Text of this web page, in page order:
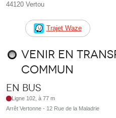
44120 Vertou
Trajet Waze
Venir en
commun
En bus
Ligne 102, à 77 m
Arrêt Vertonne - 12 Rue de la Maladrie